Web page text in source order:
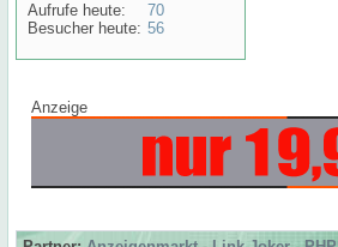
Aufrufe heute:
Besucher heute:
70
56
Anzeige